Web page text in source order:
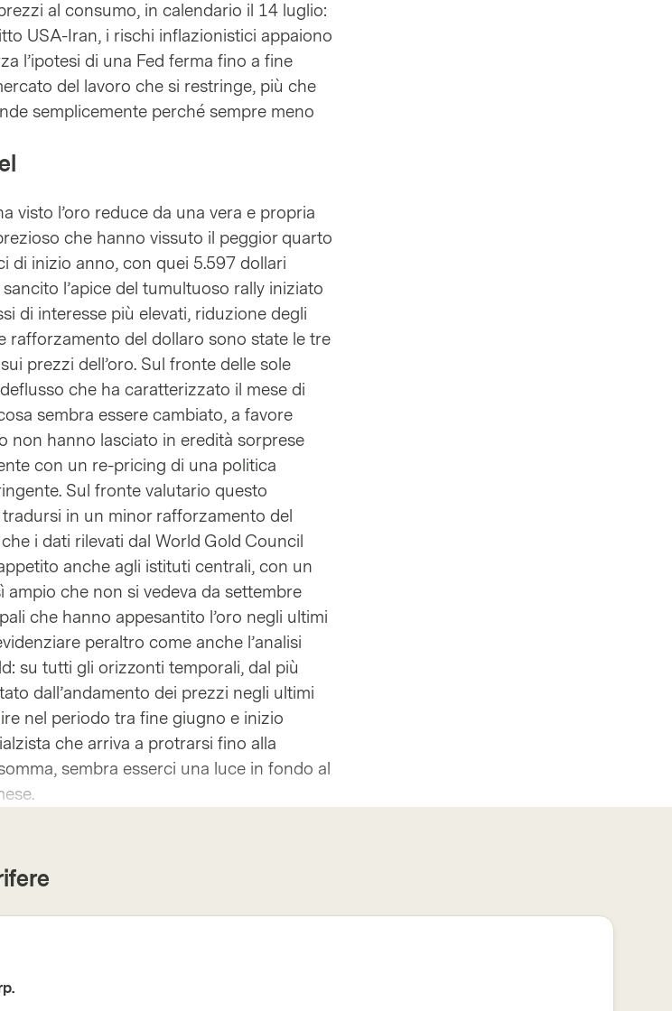
al consumo, in calendario il 14 luglio:
USA-Iran, i rischi inflazionistici appaiono
l’ipotesi di una Fed ferma fino a fine
del lavoro che si restringe, più che
semplicemente perché sempre meno
visto l’oro reduce da una vera e propria
che hanno vissuto il peggior quarto
di inizio anno, con quei 5.597 dollari
l’apice del tumultuoso rally iniziato
di interesse più elevati, riduzione degli
rafforzamento del dollaro sono state le tre
prezzi dell’oro. Sul fronte delle sole
che ha caratterizzato il mese di
sembra essere cambiato, a favore
non hanno lasciato in eredità sorprese
con un re-pricing di una politica
Sul fronte valutario questo
in un minor rafforzamento del
i dati rilevati dal World Gold Council
anche agli istituti centrali, con un
che non si vedeva da settembre
che hanno appesantito l’oro negli ultimi
peraltro come anche l’analisi
su tutti gli orizzonti temporali, dal più
dall’andamento dei prezzi negli ultimi
nel periodo tra fine giugno e inizio
che arriva a protrarsi fino alla
sembra esserci una luce in fondo al